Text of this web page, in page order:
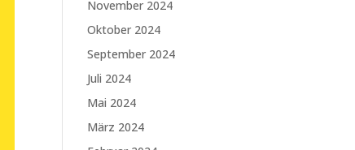
November 2024
Oktober 2024
September 2024
Juli 2024
Mai 2024
März 2024